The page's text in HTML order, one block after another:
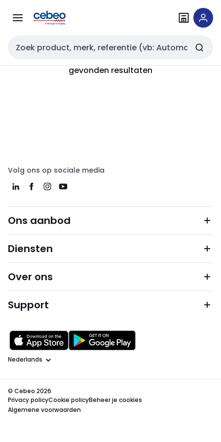
naar
naar
Zoekveld invoer
gevonden resultaten
Volg ons op sociale media
Ons aanbod
Diensten
Over ons
Support
Taal
© Cebeo 2026
Privacy policyCookie policyBeheer je cookies
Algemene voorwaarden